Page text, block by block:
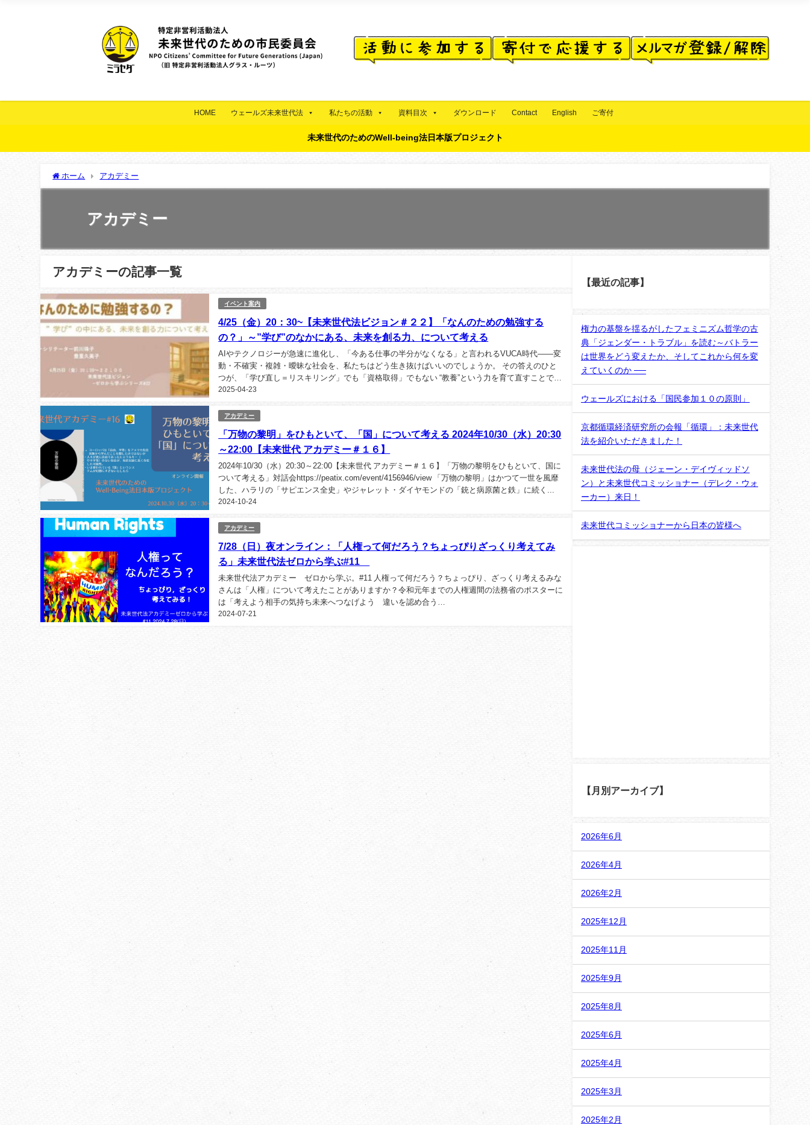
HOME ウェールズ未来世代法 私たちの活動 資料目次 ダウンロード Contact English ご寄付
未来世代のためのWell-being法日本版プロジェクト
ホーム アカデミー
アカデミー
アカデミーの記事一覧
イベント案内
4/25（金）20：30~【未来世代法ビジョン＃２２】「なんのための勉強する
の？」～”学び”のなかにある、未来を創る力、について考える
2025-04-23
AIやテクノロジーが急速に進化し、「今ある仕事の半分がなくなる」と言われるVUCA時代——変
動・不確実・複雑・曖昧な社会を、私たちはどう生き抜けばいいのでしょうか。 その答えのひと
つが、「学び直し＝リスキリング」でも「資格取得」でもない “教養”という力を育て直すことで
す。 本企画では、「勉強」と「学び」の違いから出発...
アカデミー
「万物の黎明」をひもといて、「国」について考える 2024年10/30（水）20:30
～22:00【未来世代 アカデミー＃１６】
2024-10-24
2024年10/30（水）20:30～22:00【未来世代 アカデミー＃１６】「万物の黎明をひもといて、国に
ついて考える」対話会https://peatix.com/event/4156946/view 「万物の黎明」はかつて一世を風靡
した、ハラリの「サピエンス全史」やジャレット・ダイヤモンドの「銃と病原菌と鉄」に続く...
アカデミー
7/28（日）夜オンライン：「人権って何だろう？ちょっぴりざっくり考えてみ
る」未来世代法ゼロから学ぶ#11
2024-07-21
未来世代法アカデミー ゼロから学ぶ。#11 人権って何だろう？ちょっぴり、ざっくり考えるみな
さんは「人権」について考えたことがありますか？令和元年までの人権週間の法務省のポスターに
は「考えよう相手の気持ち未来へつなげよう 違いを認め合う
心」 というコピーが何年かにわたって（確認できたのは...
【最近の記事】
権力の基盤を揺るがしたフェミニズム哲学の古
典「ジェンダー・トラブル」を読む～バトラー
は世界をどう変えたか、そしてこれから何を変
えていくのか ──
ウェールズにおける「国民参加１０の原則」
京都循環経済研究所の会報「循環」：未来世代
法を紹介いただきました！
未来世代法の母（ジェーン・デイヴィッドソ
ン）と未来世代コミッショナー（デレク・ウォ
ーカー）来日！
未来世代コミッショナーから日本の皆様へ
【月別アーカイブ】
2026年6月
2026年4月
2026年2月
2025年12月
2025年11月
2025年9月
2025年8月
2025年6月
2025年4月
2025年3月
2025年2月